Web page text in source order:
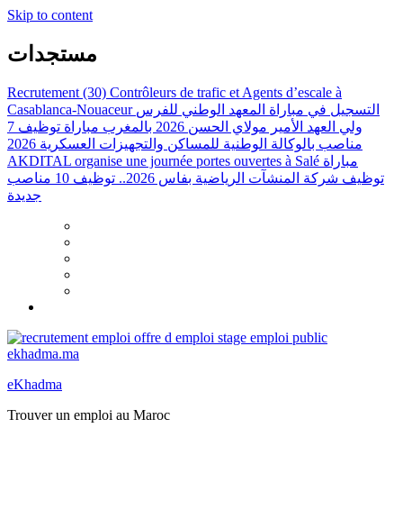
Skip to content
مستجدات
Recrutement (30) Contrôleurs de trafic et Agents d’escale à
Casablanca-Nouaceur التسجيل في مباراة المعهد الوطني للفرس
ولي العهد الأمير مولاي الحسن 2026 بالمغرب
مباراة توظيف 7
مناصب بالوكالة الوطنية للمساكن والتجهيزات العسكرية 2026
AKDITAL organise une journée portes ouvertes à Salé مباراة
توظيف شركة المنشآت الرياضية بفاس 2026.. توظيف 10 مناصب
جديدة
eKhadma
Trouver un emploi au Maroc